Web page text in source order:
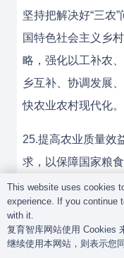
坚持把解决好“三农
国特色社会主义乡
略，强化以工补农
乡互补、协调发展
快农业农村现代化。
25.提高农业质量效
求，以保障国家粮
度。坚持最严格的
藏粮于技战略，加
准农田建设工程，
良种化水平，健全
This website uses cookies
experience. If you continue
with it.
复育智库网站使用 Cookies
继续使用本网站，则表示您